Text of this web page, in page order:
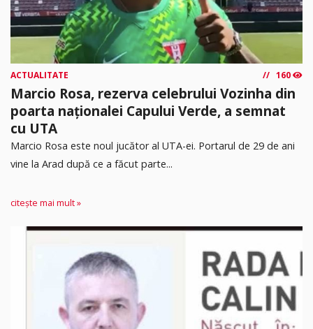
ACTUALITATE 160
Marcio Rosa, rezerva celebrului Vozinha din
poarta naționalei Capului Verde, a semnat
cu UTA
Marcio Rosa este noul jucător al UTA-ei. Portarul de 29 de ani
vine la Arad după ce a făcut parte...
citește mai mult »